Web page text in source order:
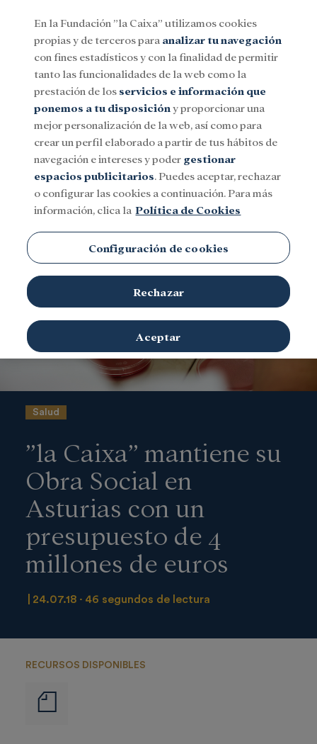
Menu
SocialInvestigación y becasCultura
Salud
”la Caixa” mantiene su
Obra Social en
Asturias con un
presupuesto de 4
millones de euros
24.07.18 46 segundos de lectura
RECURSOS DISPONIBLES
de
En la Fundación ”la Caixa” utilizamos cookies
propias y de terceros para analizar tu navegación
con fines estadísticos y con la finalidad de permitir
tanto las funcionalidades de la web como la
prestación de los servicios e información que
ponemos a tu disposición y proporcionar una
mejor personalización de la web, así como para
crear un perfil elaborado a partir de tus hábitos de
navegación e intereses y poder gestionar
espacios publicitarios. Puedes aceptar, rechazar
o configurar las cookies a continuación. Para más
información, clica la Política de Cookies
Configuración de cookies
Rechazar
Aceptar